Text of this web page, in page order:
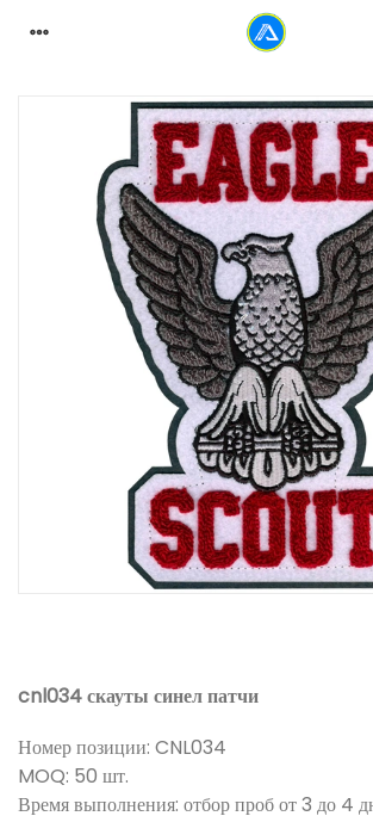
cnl034 скауты синел патчи
Номер позиции: CNL034
MOQ: 50 шт.
Время выполнения: отбор проб от 3 до 4